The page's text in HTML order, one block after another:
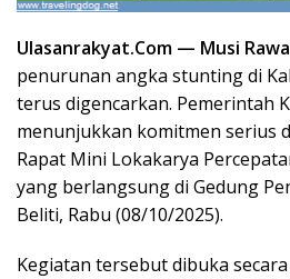
Ulasanrakyat.Com — Musi
penurunan angka stunting di
terus digencarkan. Pemerintah
menunjukkan komitmen serius
Rapat Mini Lokakarya
yang berlangsung di Gedung
Beliti, Rabu (08/10/2025).
Kegiatan tersebut dibuka